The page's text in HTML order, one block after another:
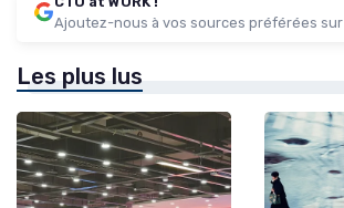
Ajoutez-nous à vos sources préférées sur
Les plus lus